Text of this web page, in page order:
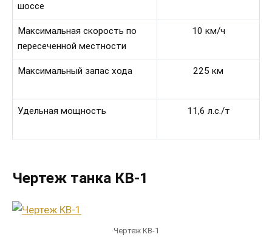
шоссе
Максимальная скорость по
пересеченной местности
10 км/ч
Максимальный запас хода 225 км
Удельная мощность 11,6 л.с./т
Чертеж танка КВ-1
Чертеж КВ-1